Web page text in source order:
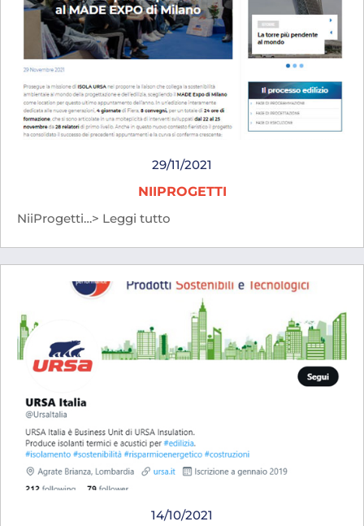
29/11/2021
NIIPROGETTI
NiiProgetti…> Leggi tutto
14/10/2021